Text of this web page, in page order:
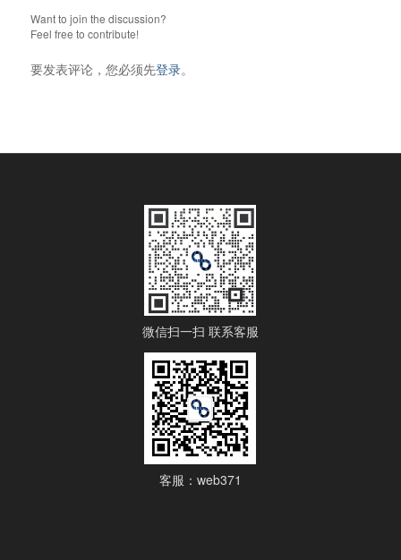
Want to join the discussion?
Feel free to contribute!
要发表评论，您必须先登录。
微信扫一扫 联系客服
客服：web371